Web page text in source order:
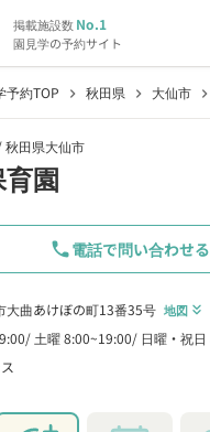
掲載施設数No.1
園見学の予約サイト
予約TOP chevron_right 秋田県 chevron_right 大仙市 chevron_right
秋田県大仙市
園
phone電話で問い合わせる
大曲あけぼの町13番35号 地図 keyboard_double_arrow_down
土曜 8:00~19:00 日曜・祝